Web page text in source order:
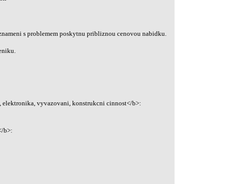
s problemem poskytnu pribliznou cenovou nabidku.
elektronika, vyvazovani, konstrukcni cinnost</b>:
b>: